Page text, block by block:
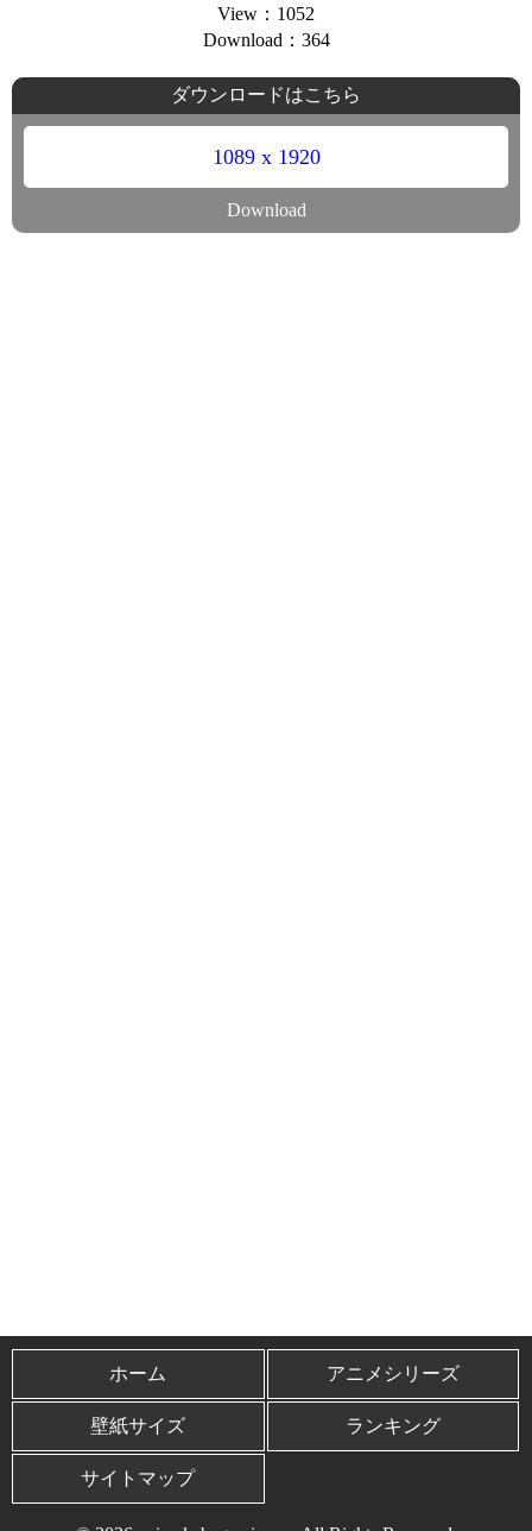
View：1052
Download：364
ダウンロードはこちら
1089 x 1920
Download
ホーム アニメシリーズ
壁紙サイズ ランキング
サイトマップ